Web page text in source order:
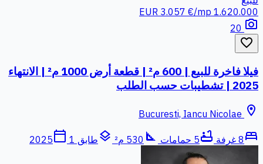
1.620.000 EUR
3.057 €/mp
photo_camera
favorite_border
فيلا فاخرة للبيع | 600 م² | قطعة أرض 1000 م² | الانتهاء
2025 | تشطيبات حسب الطلب
location_on
bed 8 غرفة bathtub5 حمامات square_foot 530 م² layers طابق 1 calendar_today
2025